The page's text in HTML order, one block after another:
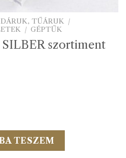
TŰÁRUK /
/ GÉPTŰK
SILBER szortiment
szortiment mennyiség
TESZEM